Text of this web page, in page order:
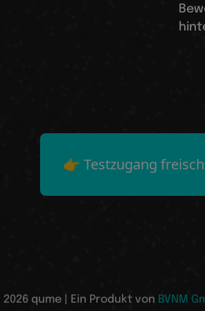
👉 Testzugang
qume | Ein Produkt von BVNM